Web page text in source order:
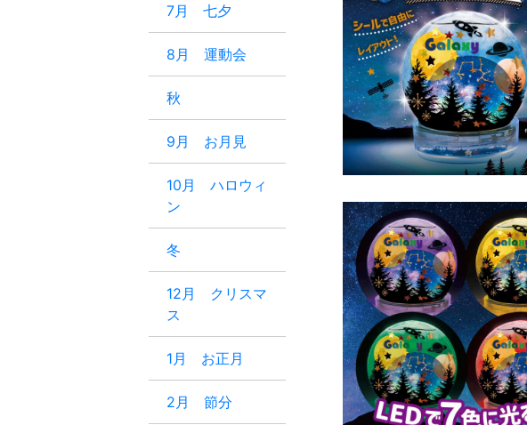
7月 七夕
8月 運動会
秋
9月 お月見
10月 ハロウィ
ン
冬
12月 クリスマ
ス
1月 お正月
2月 節分